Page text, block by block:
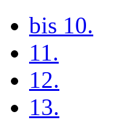
bis 10.
11.
12.
13.